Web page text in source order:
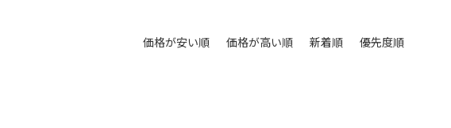
価格が安い順 価格が高い順 新着順 優先度順